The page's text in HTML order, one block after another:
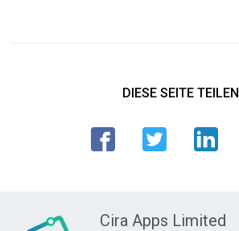
DIESE SEITE TEILEN
Cira Apps Limited